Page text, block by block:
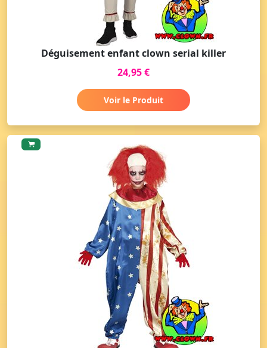
Déguisement enfant clown serial killer
24,95 €
Voir le Produit